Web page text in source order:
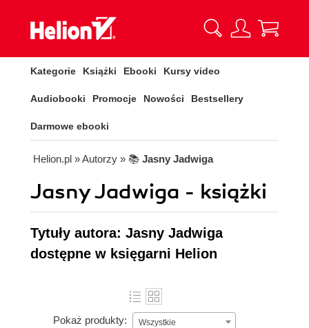
Kategorie Książki Ebooki Kursy video
Audiobooki Promocje Nowości Bestsellery
Darmowe ebooki
Helion.pl » Autorzy » 📚 Jasny Jadwiga
Jasny Jadwiga - książki
Tytuły autora: Jasny Jadwiga
dostępne w księgarni Helion
Pokaż produkty: Wszystkie